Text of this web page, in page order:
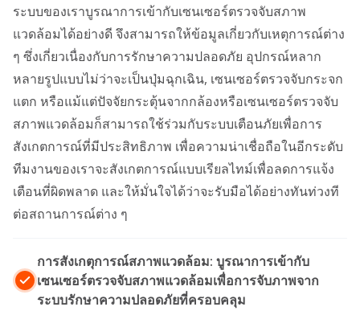
ระบบของเราบูรณาการเข้ากับเซนเซอร์ตรวจจับสภาพ
แวดล้อมได้อย่างดี จึงสามารถให้ข้อมูลเกี่ยวกับเหตุการณ์ต่าง
ๆ ซึ่งเกี่ยวเนื่องกับการรักษาความปลอดภัย อุปกรณ์หลาก
หลายรูปแบบไม่ว่าจะเป็นปุ่มฉุกเฉิน, เซนเซอร์ตรวจจับกระจก
แตก หรือแม้แต่ปัจจัยกระตุ้นจากกล้องหรือเซนเซอร์ตรวจจับ
สภาพแวดล้อมก็สามารถใช้ร่วมกับระบบเตือนภัยเพื่อการ
สังเกตการณ์ที่มีประสิทธิภาพ เพื่อความน่าเชื่อถือในอีกระดับ
ทีมงานของเราจะสังเกตการณ์แบบเรียลไทม์เพื่อลดการแจ้ง
เตือนที่ผิดพลาด และให้มั่นใจได้ว่าจะรับมือได้อย่างทันท่วงที
ต่อสถานการณ์ต่าง ๆ
การสังเกตุการณ์สภาพแวดล้อม: บูรณาการเข้ากับ
เซนเซอร์ตรวจจับสภาพแวดล้อมเพื่อการจับภาพจาก
ระบบรักษาความปลอดภัยที่ครอบคลุม